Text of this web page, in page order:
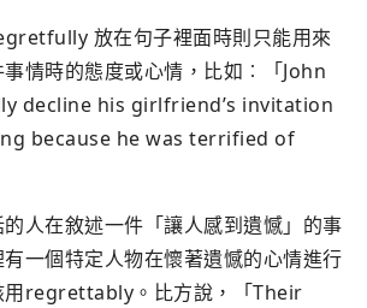
放在句子裡面時則只能用來
情時的態度或心情，比如︰「John
decline his girlfriend’s invitation
because he was terrified of
人在敘述一件「讓人感到遺憾」的事
一個特定人物在懷著遺憾的心情進行
用regrettably。比方說，「Their